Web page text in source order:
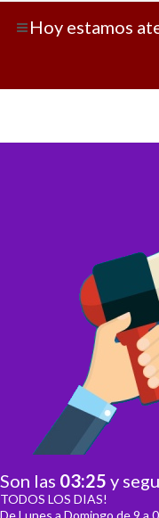
Hoy estamos
Son las 03:25 y
TODOS LOS DIAS!
De Lunes a Domingo de 9 a